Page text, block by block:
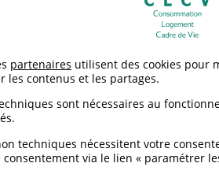
Environnement /
Conseil d’État : Future incertitude sur
d’État :
partenaires utilisent des cookies pour
les contenus et les partages.
sont nécessaires au
techniques nécessitent votre
via le lien « paramétrer